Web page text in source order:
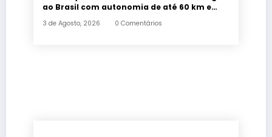
ao Brasil com autonomia de até 60 km e
3 de Agosto, 2026 0 Comentários